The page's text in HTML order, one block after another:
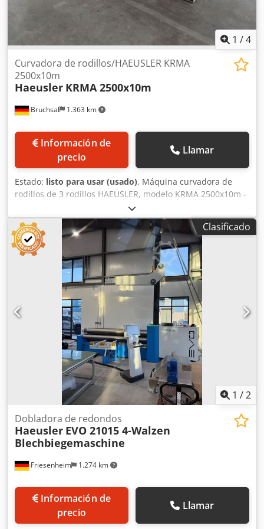
1 /4
Bruchsal 1.363 km
Curvadora de rodillos/HAEUSLER KRMA
2500x10m
Haeusler KRMA 2500x10m
Información de
precio
Llamar
Estado: listo para usar (usado), Máquina curvadora de
rodillos de 3 rodillos HAEUSLER, modelo KRMA 2500x10m -
Ambos rodillos inferiores con accionamiento motorizado
para el curvado y el curvado cónico / cojinetes basculantes
para extraer la chapa. -Número de rodillos: 3 -
Accionamiento: eléctrico -Rodillo superior: basculante para
extraer la pieza de trabajo -Mando: panel de control
separado -Espesor máximo de la chapa (acero): aprox. 10
mm -Ancho de trabajo: 2500 mm Dwsdpfx Apoztaa Usdea -
Diámetro del rodillo superior: aprox. 220 mm -Diámetro
del rodillo inferior: aprox. 220 mm -Carrera de los rodillos
inferiores: aprox. 220 mm Dimensiones: L x A x Al: 4,8 x 1,5
x 1,6 metros / Peso: 6500 kg
Clasificado
1 /2
Friesenheim 1.274 km
Dobladora de redondos
Haeusler EVO 21015 4-Walzen
Blechbiegemaschine
Información de
precio
Llamar